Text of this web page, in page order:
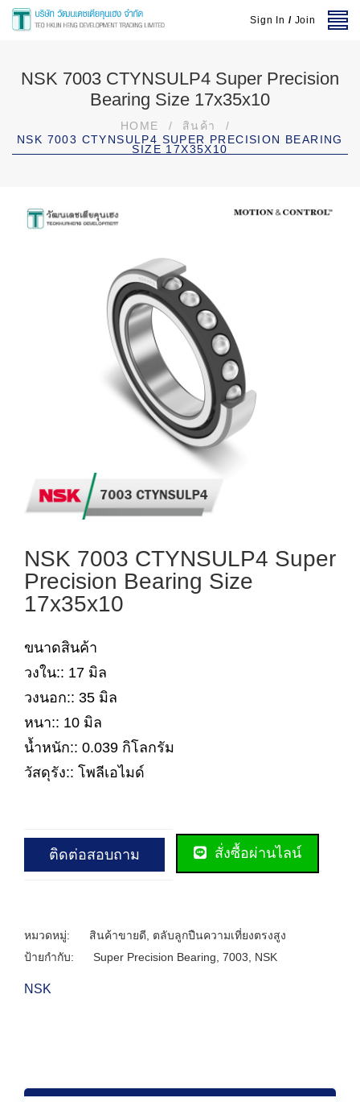
Sign In / Join
NSK 7003 CTYNSULP4 Super Precision
Bearing Size 17x35x10
HOME / สินค้า
/
NSK 7003 CTYNSULP4 SUPER PRECISION BEARING
SIZE 17X35X10
NSK 7003 CTYNSULP4 Super
Precision Bearing Size
17x35x10
ขนาดสินค้า
วงใน:: 17 มิล
วงนอก:: 35 มิล
หนา:: 10 มิล
น้ำหนัก:: 0.039 กิโลกรัม
วัสดุรัง:: โพลีเอไมด์
ติดต่อสอบถาม สั่งซื้อผ่านไลน์
หมวดหมู่: สินค้าขายดี
ตลับลูกปืนความเที่ยงตรงสูง
ป้ายกำกับ:
Super Precision Bearing 7003 NSK
NSK